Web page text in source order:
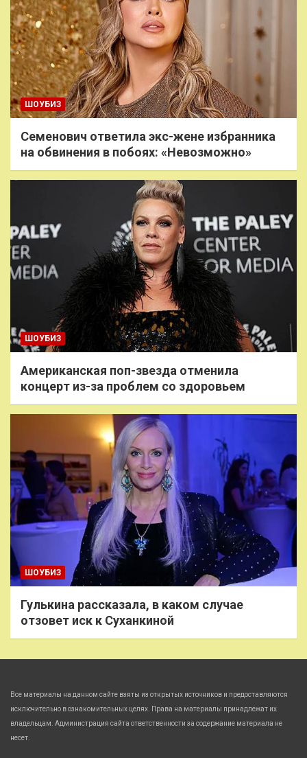
ШОУБИЗ
Семенович ответила экс-жене избранника
на обвинения в побоях: «Невозможно»
ШОУБИЗ
Американская поп-звезда отменила
концерт из-за проблем со здоровьем
ШОУБИЗ
Гулькина рассказала, в каком случае
отзовет иск к Суханкиной
Все материалы на данном сайте взяты из открытых источников и предоставляются
исключительно в ознакомительных целях. Права на материалы принадлежат их
владельцам. Администрация сайта ответственности за содержание материала не
несет.